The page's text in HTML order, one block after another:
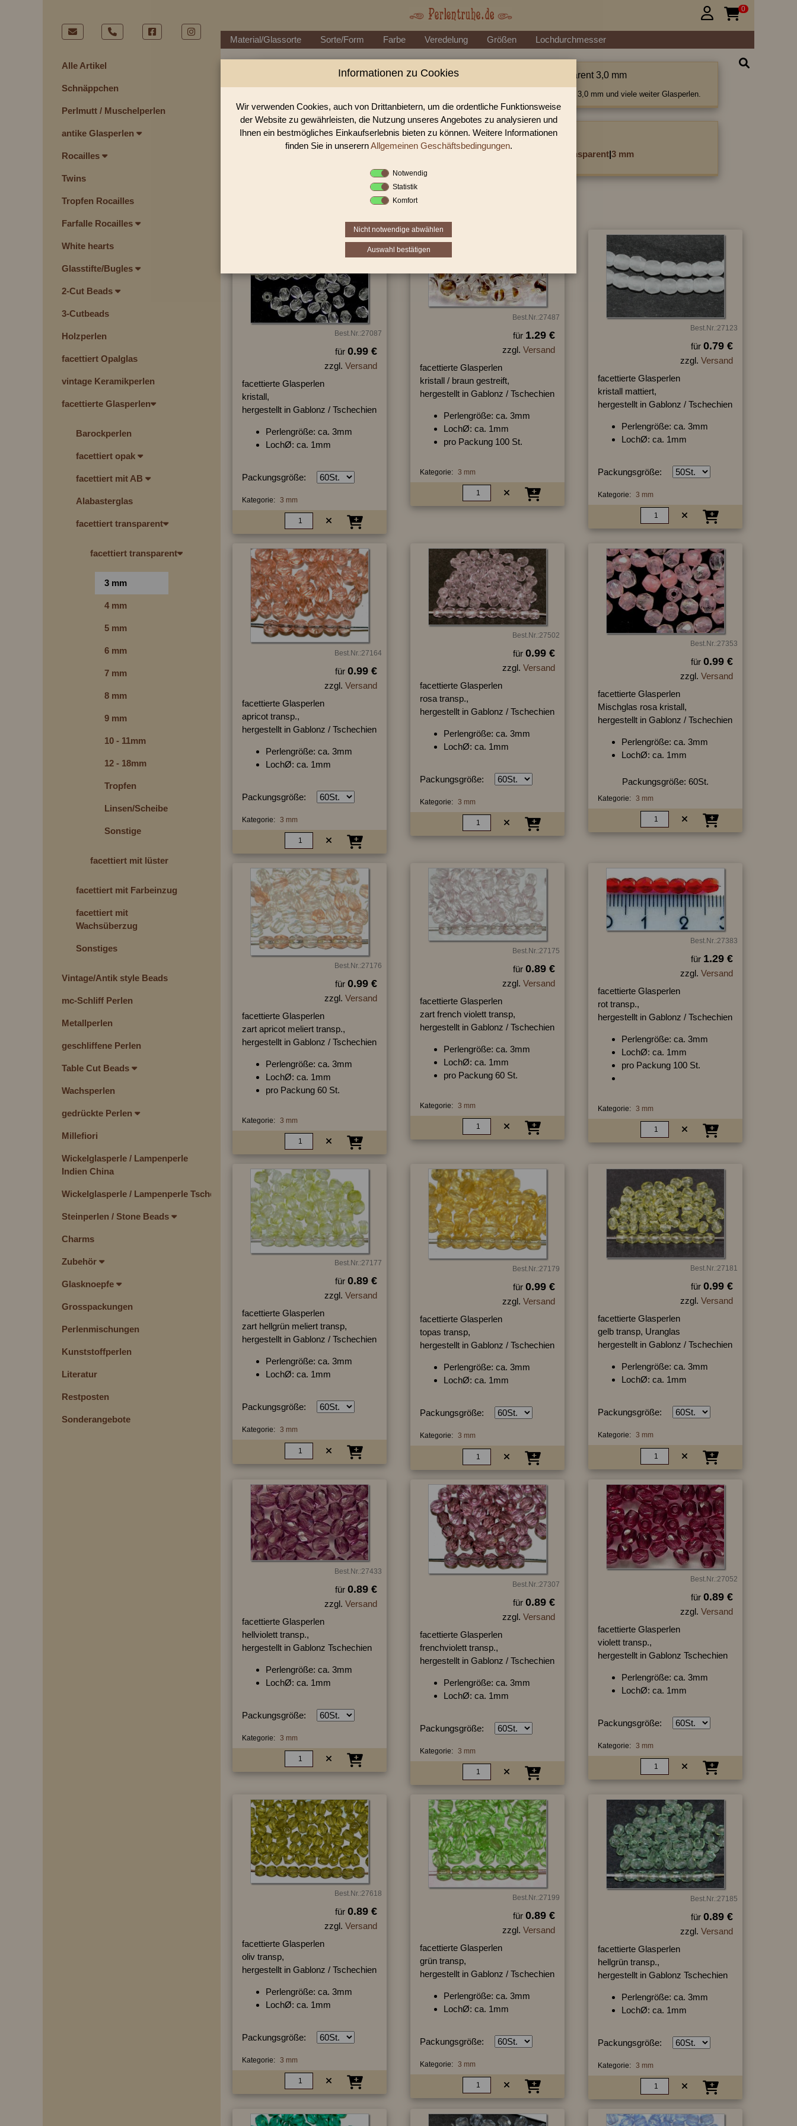
Alle Artikel
Schnäppchen
Perlmutt / Muschelperlen
antike Glasperlen
Rocailles
Twins
Tropfen Rocailles
Farfalle Rocailles
White hearts
Glasstifte/Bugles
2-Cut Beads
3-Cutbeads
Holzperlen
facettiert Opalglas
vintage Keramikperlen
facettierte Glasperlen
Barockperlen
facettiert opak
facettiert mit AB
Alabasterglas
facettiert transparent
facettiert transparent
3 mm
4 mm
5 mm
6 mm
7 mm
8 mm
9 mm
10 - 11mm
12 - 18mm
Tropfen
Linsen/Scheiben
Sonstige
facettiert mit lüster
facettiert mit Farbeinzug
facettiert mit
Wachsüberzug
Sonstiges
Vintage/Antik style Beads
mc-Schliff Perlen
Metallperlen
geschliffene Perlen
Table Cut Beads
Wachsperlen
gedrückte Perlen
Millefiori
Wickelglasperle / Lampenperle
Indien China
Wickelglasperle / Lampenperle Tschechien
Steinperlen / Stone Beads
Charms
Zubehör
Glasknoepfe
Grosspackungen
Perlenmischungen
Kunststoffperlen
Literatur
Restposten
Sonderangebote
 0
Material/Glassorte Sorte/Form Farbe Veredelung Größen Lochdurchmesser
Perlen Shop für facettierte Glasperlen facettiert transparent 3,0 mm
In unserem Perlen Shop finden sie zahlreich facettierte Glasperlen facettiert transparent 3,0 mm und viele weiter Glasperlen.
Sie befinden sich in folgender Kategorie:
facettierte Glasperlen
facettiert transparent facettiert transparent|3 mm
Best.Nr.:27087
für 0.99 €
zzgl. Versand
facettierte Glasperlen
kristall,
hergestellt in Gablonz / Tschechien
Perlengröße: ca. 3mm
LochØ: ca. 1mm
Packungsgröße:
Kategorie: 3 mm
Best.Nr.:27487
für 1.29 €
zzgl. Versand
facettierte Glasperlen
kristall / braun gestreift,
hergestellt in Gablonz / Tschechien
Perlengröße: ca. 3mm
LochØ: ca. 1mm
pro Packung 100 St.
Kategorie: 3 mm
Best.Nr.:27123
für 0.79 €
zzgl. Versand
facettierte Glasperlen
kristall mattiert,
hergestellt in Gablonz / Tschechien
Perlengröße: ca. 3mm
LochØ: ca. 1mm
Packungsgröße:
Kategorie: 3 mm
Best.Nr.:27164
für 0.99 €
zzgl. Versand
facettierte Glasperlen
apricot transp.,
hergestellt in Gablonz / Tschechien
Perlengröße: ca. 3mm
LochØ: ca. 1mm
Packungsgröße:
Kategorie: 3 mm
Best.Nr.:27502
für 0.99 €
zzgl. Versand
facettierte Glasperlen
rosa transp.,
hergestellt in Gablonz / Tschechien
Perlengröße: ca. 3mm
LochØ: ca. 1mm
Packungsgröße:
Kategorie: 3 mm
Best.Nr.:27353
für 0.99 €
zzgl. Versand
facettierte Glasperlen
Mischglas rosa kristall,
hergestellt in Gablonz / Tschechien
Perlengröße: ca. 3mm
LochØ: ca. 1mm
Packungsgröße: 60St.
Kategorie: 3 mm
Best.Nr.:27176
für 0.99 €
zzgl. Versand
facettierte Glasperlen
zart apricot meliert transp.,
hergestellt in Gablonz / Tschechien
Perlengröße: ca. 3mm
LochØ: ca. 1mm
pro Packung 60 St.
Kategorie: 3 mm
Best.Nr.:27175
für 0.89 €
zzgl. Versand
facettierte Glasperlen
zart french violett transp,
hergestellt in Gablonz / Tschechien
Perlengröße: ca. 3mm
LochØ: ca. 1mm
pro Packung 60 St.
Kategorie: 3 mm
Best.Nr.:27383
für 1.29 €
zzgl. Versand
facettierte Glasperlen
rot transp.,
hergestellt in Gablonz / Tschechien
Perlengröße: ca. 3mm
LochØ: ca. 1mm
pro Packung 100 St.
Kategorie: 3 mm
Best.Nr.:27177
für 0.89 €
zzgl. Versand
facettierte Glasperlen
zart hellgrün meliert transp,
hergestellt in Gablonz / Tschechien
Perlengröße: ca. 3mm
LochØ: ca. 1mm
Packungsgröße:
Kategorie: 3 mm
Best.Nr.:27179
für 0.99 €
zzgl. Versand
facettierte Glasperlen
topas transp,
hergestellt in Gablonz / Tschechien
Perlengröße: ca. 3mm
LochØ: ca. 1mm
Packungsgröße:
Kategorie: 3 mm
Best.Nr.:27181
für 0.99 €
zzgl. Versand
facettierte Glasperlen
gelb transp, Uranglas
hergestellt in Gablonz / Tschechien
Perlengröße: ca. 3mm
LochØ: ca. 1mm
Packungsgröße:
Kategorie: 3 mm
Best.Nr.:27433
für 0.89 €
zzgl. Versand
facettierte Glasperlen
hellviolett transp.,
hergestellt in Gablonz Tschechien
Perlengröße: ca. 3mm
LochØ: ca. 1mm
Packungsgröße:
Kategorie: 3 mm
Best.Nr.:27307
für 0.89 €
zzgl. Versand
facettierte Glasperlen
frenchviolett transp.,
hergestellt in Gablonz / Tschechien
Perlengröße: ca. 3mm
LochØ: ca. 1mm
Packungsgröße:
Kategorie: 3 mm
Best.Nr.:27052
für 0.89 €
zzgl. Versand
facettierte Glasperlen
violett transp.,
hergestellt in Gablonz Tschechien
Perlengröße: ca. 3mm
LochØ: ca. 1mm
Packungsgröße:
Kategorie: 3 mm
Best.Nr.:27618
für 0.89 €
zzgl. Versand
facettierte Glasperlen
oliv transp,
hergestellt in Gablonz / Tschechien
Perlengröße: ca. 3mm
LochØ: ca. 1mm
Packungsgröße:
Kategorie: 3 mm
Best.Nr.:27199
für 0.89 €
zzgl. Versand
facettierte Glasperlen
grün transp,
hergestellt in Gablonz / Tschechien
Perlengröße: ca. 3mm
LochØ: ca. 1mm
Packungsgröße:
Kategorie: 3 mm
Best.Nr.:27185
für 0.89 €
zzgl. Versand
facettierte Glasperlen
hellgrün transp.,
hergestellt in Gablonz Tschechien
Perlengröße: ca. 3mm
LochØ: ca. 1mm
Packungsgröße:
Kategorie: 3 mm
Informationen zu Cookies
Wir verwenden Cookies, auch von Drittanbietern, um die ordentliche Funktionsweise
der Website zu gewährleisten, die Nutzung unseres Angebotes zu analysieren und
Ihnen ein bestmögliches Einkaufserlebnis bieten zu können. Weitere Informationen
finden Sie in unserernAllgemeinen Geschäftsbedingungen.
Notwendig
Statistik
Komfort
Nicht notwendige abwählen
Auswahl bestätigen